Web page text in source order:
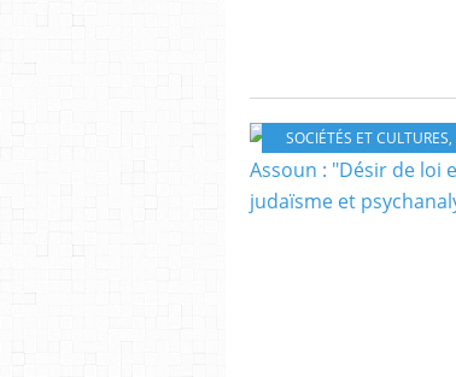
SOCIÉTÉS ET CULTURES,